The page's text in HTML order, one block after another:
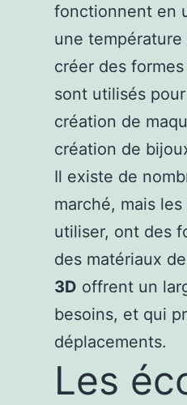
fonctionnent en
une
créer des
sont utilisés
création de
création de
Il existe de
marché, mais
utiliser, ont des
des matériaux
3D offrent un
besoins, et qui
déplacements.
Les